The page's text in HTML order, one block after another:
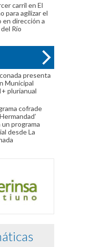
carril en El
para agilizar el
en dirección a
Río
presenta
Municipal
plurianual
cofrade
un programa
desde La